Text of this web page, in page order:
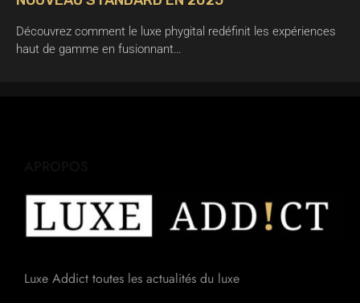
Découvrez comment le luxe phygital redéfinit les expériences
haut de gamme en fusionnant…
Luxe Addict toutes les actualités du luxe